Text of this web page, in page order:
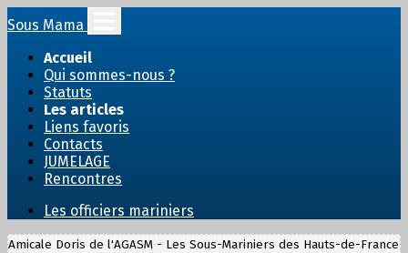
Sous Mama
Accueil
Qui sommes-nous ?
Statuts
Les articles
Liens favoris
Contacts
JUMELAGE
Rencontres
Les officiers mariniers
Amicale Doris de l'AGASM - Les Sous-Mariniers des Hauts-de-France